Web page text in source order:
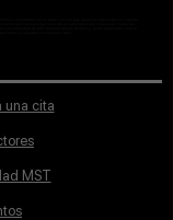
una cita
MST